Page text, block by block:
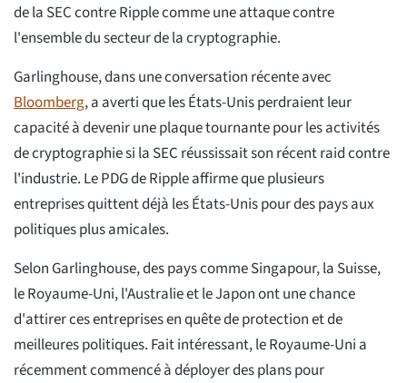
de la SEC contre Ripple comme une attaque contre
l'ensemble du secteur de la cryptographie.
Garlinghouse, dans une conversation récente avec
Bloomberg, a averti que les États-Unis perdraient leur
capacité à devenir une plaque tournante pour les activités
de cryptographie si la SEC réussissait son récent raid contre
l'industrie. Le PDG de Ripple affirme que plusieurs
entreprises quittent déjà les États-Unis pour des pays aux
politiques plus amicales.
Selon Garlinghouse, des pays comme Singapour, la Suisse,
le Royaume-Uni, l'Australie et le Japon ont une chance
d'attirer ces entreprises en quête de protection et de
meilleures politiques. Fait intéressant, le Royaume-Uni a
récemment commencé à déployer des plans pour